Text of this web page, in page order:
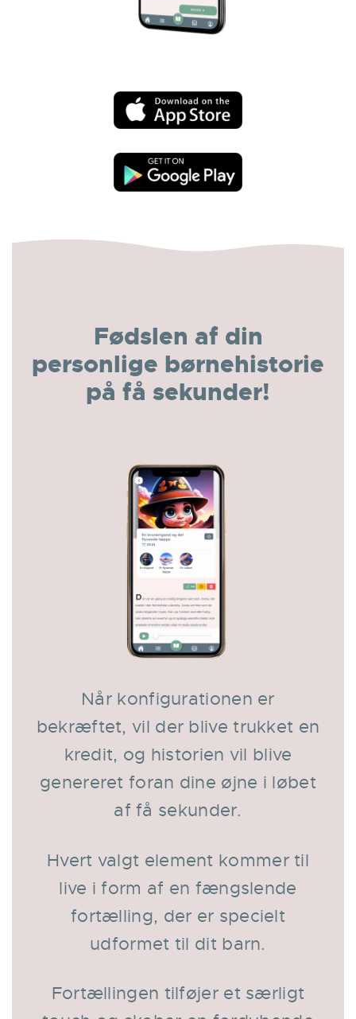
Fødslen af din
personlige børnehistorie
på få sekunder!
Når konfigurationen er
bekræftet, vil der blive trukket en
kredit, og historien vil blive
genereret foran dine øjne i løbet
af få sekunder.
Hvert valgt element kommer til
live i form af en fængslende
fortælling, der er specielt
udformet til dit barn.
Fortællingen tilføjer et særligt